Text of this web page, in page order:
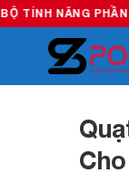
Skip
to
content
MỀM BÁN